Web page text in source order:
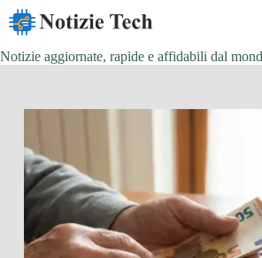
Salta
contenuto
Notizie aggiornate, rapide e affidabili dal